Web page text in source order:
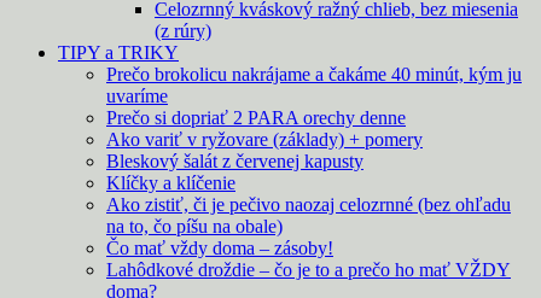
Celozrnný kváskový ražný chlieb, bez miesenia
(z rúry)
TIPY a TRIKY
Prečo brokolicu nakrájame a čakáme 40 minút, kým ju
uvaríme
Prečo si dopriať 2 PARA orechy denne
Ako variť v ryžovare (základy) + pomery
Bleskový šalát z červenej kapusty
Klíčky a klíčenie
Ako zistiť, či je pečivo naozaj celozrnné (bez ohľadu
na to, čo píšu na obale)
Čo mať vždy doma – zásoby!
Lahôdkové droždie – čo je to a prečo ho mať VŽDY
doma?